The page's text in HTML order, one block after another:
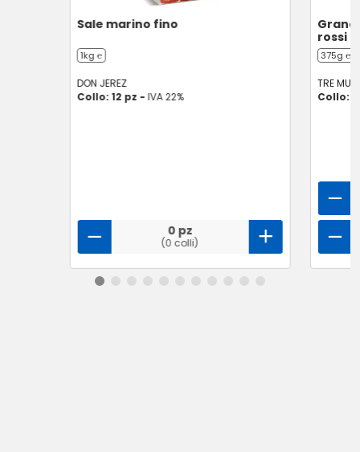
Sale marino fino
1kg ℮
DON JEREZ
Collo: 12 pz - IVA 22%
0 pz
(0 colli)
rossi
375g ℮
TRE
Collo: